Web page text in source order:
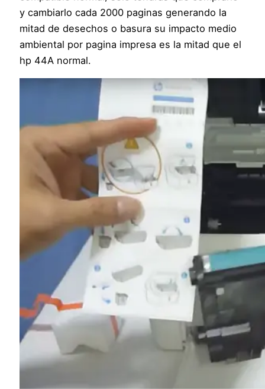
y cambiarlo cada 2000 paginas generando la
mitad de desechos o basura su impacto medio
ambiental por pagina impresa es la mitad que el
hp 44A normal.